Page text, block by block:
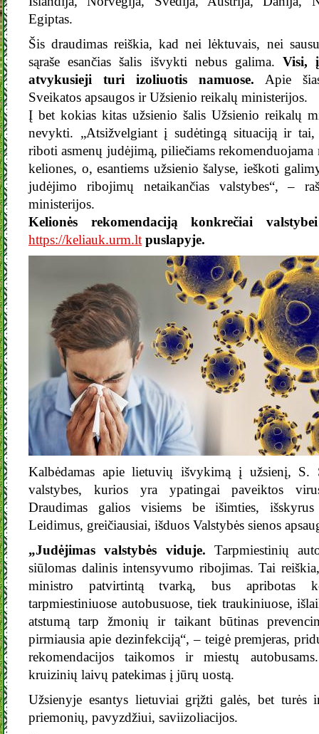
Egiptas.
Šis draudimas reiškia, kad nei lėktuvais, nei
sąraše esančias šalis išvykti nebus galima.Visi,
atvykusieji turi izoliuotis namuose. Apie
Sveikatos apsaugos ir Užsienio reikalų ministerijos.
Į bet kokias kitas užsienio šalis Užsienio reikalų
nevykti. „Atsižvelgiant į sudėtingą situaciją ir tai,
riboti asmenų judėjimą, piliečiams
keliones, o, esantiems užsienio šalyse, ieškoti
judėjimo ribojimų netaikančias valstybes“, –
ministerijos.
Kelionės rekomendaciją konkrečiai
https://keliauk.urm.lt puslapyje.
Kalbėdamas apie lietuvių išvykimą į užsienį, S.
valstybes, kurios yra ypatingai paveiktos
Draudimas galios visiems be išimties,
Leidimus, greičiausiai, išduos Valstybės sienos
„Judėjimas valstybės viduje. Tarpmiestinių
siūlomas dalinis intensyvumo ribojimas. Tai
ministro patvirtintą tvarką, bus apribotas
tarpmiestiniuose autobusuose, tiek traukiniuose,
atstumą tarp žmonių ir taikant būtinas
pirmiausia apie dezinfekciją“, – teigė premjeras,
rekomendacijos taikomos ir miestų
kruizinių laivų patekimas į jūrų uostą.
Užsienyje esantys lietuviai grįžti galės, bet turės
priemonių, pavyzdžiui, saviizoliacijos.